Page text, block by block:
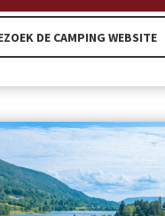
DE CAMPING WEBSITE